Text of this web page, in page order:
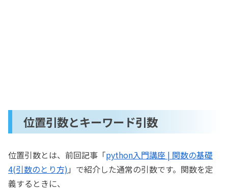
位置引数とキーワード引数
位置引数とは、前回記事「python入門講座 | 関数の基礎
4(引数のとり方) 」で紹介した通常の引数です。関数を定
義するときに、